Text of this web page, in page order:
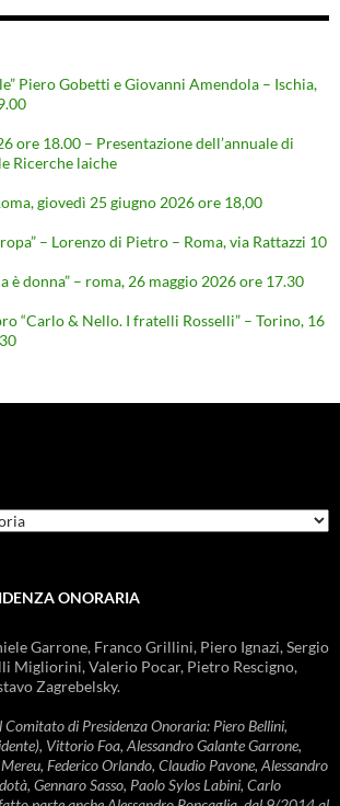
Piero Gobetti e Giovanni Amendola – Ischia,
ore 18.00 – Presentazione dell’annuale di
Ricerche laiche
giovedì 25 giugno 2026 ore 18,00
– Lorenzo di Pietro – Roma, via Rattazzi 10
è donna” – roma, 26 maggio 2026 ore 17.30
“Carlo & Nello. I fratelli Rosselli” – Torino, 16
ONORARIA
Garrone, Franco Grillini, Piero Ignazi, Sergio
Migliorini, Valerio Pocar, Pietro Rescigno,
Zagrebelsky.
di Presidenza Onoraria: Piero Bellini,
Vittorio Foa, Alessandro Galante Garrone,
Federico Orlando, Claudio Pavone, Alessandro
Gennaro Sasso, Paolo Sylos Labini, Carlo